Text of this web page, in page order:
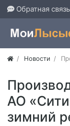
Обратная связь
Новости
АО
зимний